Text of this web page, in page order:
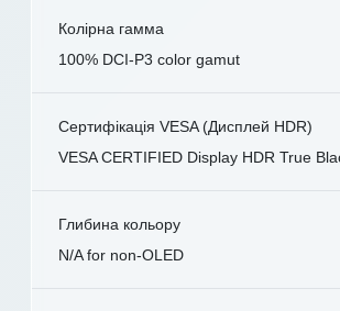
Колірна гамма
100% DCI-P3 color gamut
Сертифікація VESA (Дисплей HDR)
VESA CERTIFIED Display HDR True
Глибина кольору
N/A for non-OLED